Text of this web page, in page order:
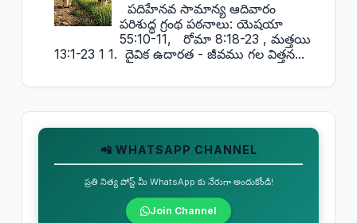
పదిహేనవ సామాన్య ఆదివారం
పరిశుద్ధ గ్రంథ పఠనాలు: యెషయా
55:10-11, రోమా 8:18-23 , మత్తయి
13:1-23 1 1. దైవిక ఉదారత - జీవము గల విత్తన...
📲 WHATSAPP CHANNEL
ప్రతి నిత్య పోస్ట్ మీ WhatsApp కు నేరుగా అందుకోండి!
Join Channel